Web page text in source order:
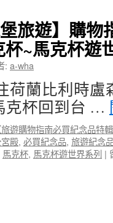
360
度
旅
程
錄
短
片
帶
著
嬰
旅遊】購
~馬克杯遊
: a-wha
荷蘭比利時
克杯回到台 …
旅遊購物指南必買紀念品特
殿, 必買紀念品, 旅遊紀念
馬克杯, 馬克杯遊世界系列 |